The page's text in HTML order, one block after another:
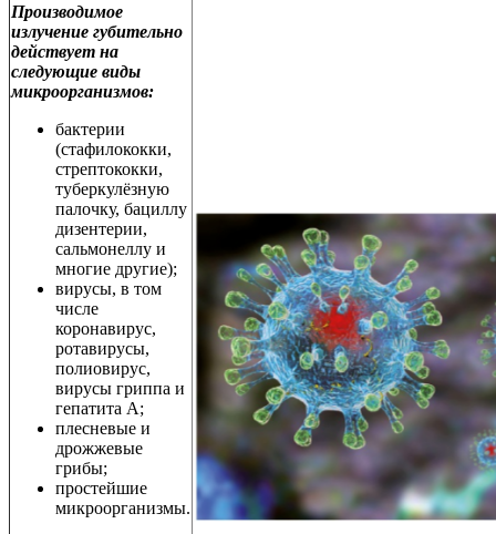
Производимое
излучение губительно
действует на
следующие виды
микроорганизмов:
бактерии
(стафилококки,
стрептококки,
туберкулёзную
палочку, бациллу
дизентерии,
сальмонеллу и
многие другие);
вирусы, в том
числе
коронавирус,
ротавирусы,
полиовирус,
вирусы гриппа и
гепатита А;
плесневые и
дрожжевые
грибы;
простейшие
микроорганизмы.